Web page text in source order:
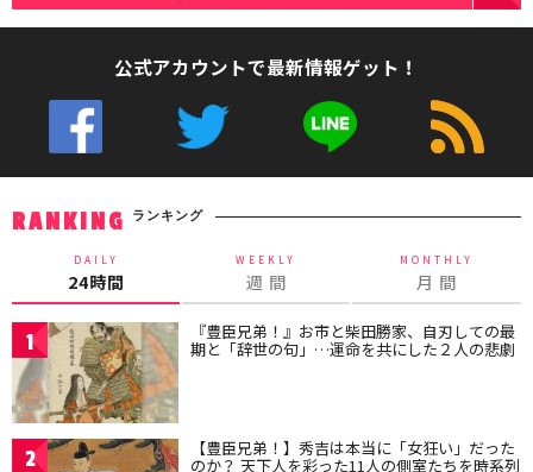
公式アカウントで最新情報ゲット！
RANKING ランキング
DAILY
24時間
WEEKLY
週 間
MONTHLY
月 間
1 『豊臣兄弟！』お市と柴田勝家、自刃しての最
期と「辞世の句」…運命を共にした２人の悲劇
2 【豊臣兄弟！】秀吉は本当に「女狂い」だった
のか？ 天下人を彩った11人の側室たちを時系列